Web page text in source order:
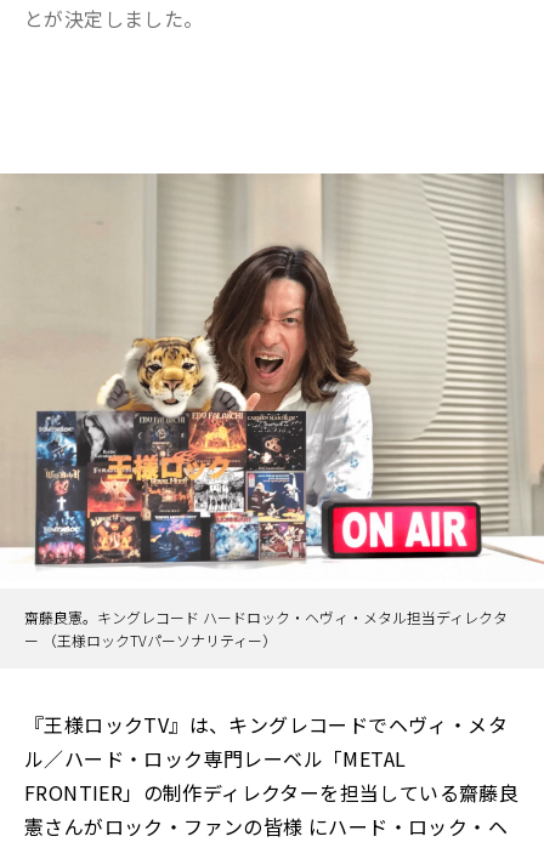
とが決定しました。
齋藤良憲。キングレコード ハードロック・ヘヴィ・メタル担当ディレクタ
ー （王様ロックTVパーソナリティー）
『王様ロックTV』は、キングレコードでヘヴィ・メタ
ル／ハード・ロック専門レーベル「METAL
FRONTIER」の制作ディレクターを担当している齋藤良
憲さんがロック・ファンの皆様 にハード・ロック・ヘ